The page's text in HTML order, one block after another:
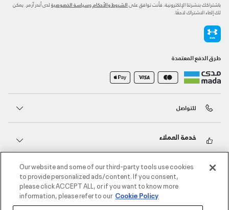
باشتراكك بنشرتنا الإلكترونية، فأنت توافق على الشروط والأحكام وسياسة الخصوصية لدى أندر آرمر. يمكن
لك إلغاء الاشتراك لاحقًا.
طرق الدفع المعتمدة
للتواصل
خدمة العملاء
حول أندر آرمر
أندر آرمر على الشبكات الاجتماعية
Our website and some of our third-party tools use cookies
to provide personalized ads/content. If you consent,
please click ACCEPT ALL, or if you want to know more
information, please refer to our Cookie Policy